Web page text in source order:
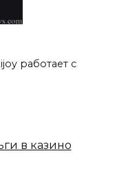
работает с